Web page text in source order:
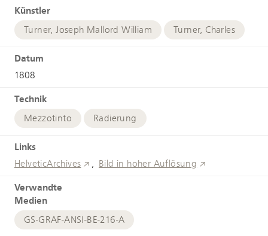
Künstler
Turner, Joseph Mallord William Turner, Charles
Datum
1808
Technik
Mezzotinto Radierung
Links
HelveticArchives Bild in hoher Auflösung
Verwandte
Medien
GS-GRAF-ANSI-BE-216-A